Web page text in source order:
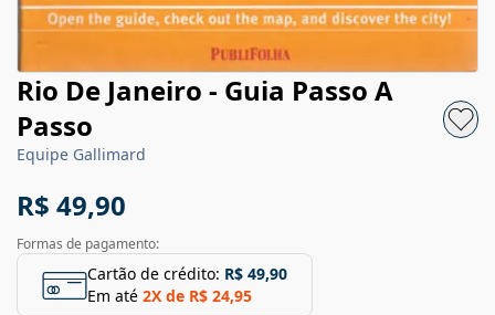
Rio De Janeiro - Guia Passo A
Passo
Equipe Gallimard
R$ 49,90
Formas de pagamento:
Cartão de crédito: R$ 49,90
Em até 2X de R$ 24,95